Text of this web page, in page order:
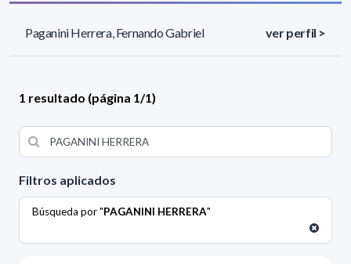
Filtros aplicados
Búsqueda por "PAGANINI HERRERA"
Paganini Herrera, Fernando Gabriel ver perfil >
1 resultado (página 1/1)